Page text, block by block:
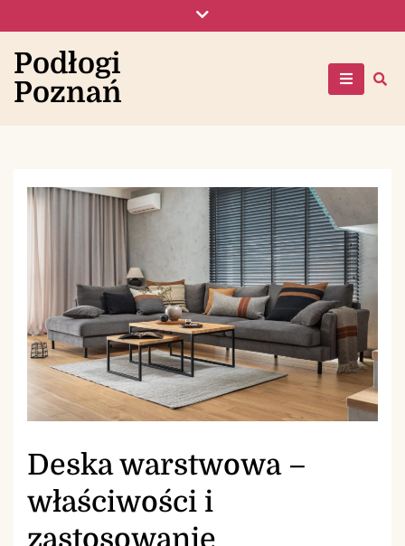
to
content
Podłogi
Poznań
Deska warstwowa –
właściwości i
zastosowanie